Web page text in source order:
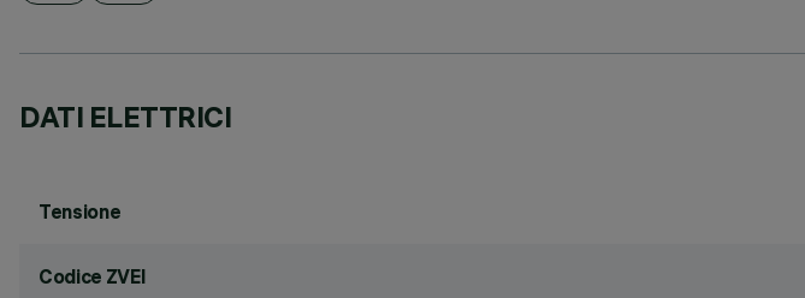
DATI ELETTRICI
Tensione
Codice ZVEI